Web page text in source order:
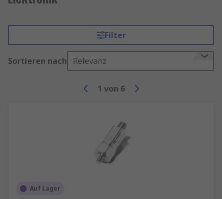
Filter
Sortieren nach Relevanz
1 von 6
Auf Lager